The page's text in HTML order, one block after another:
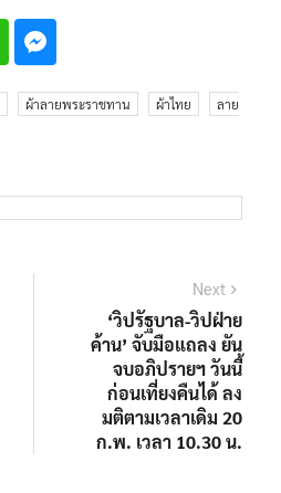
ผ้าลายพระราชทาน ผ้าไทย
ลาย
Next
‘วิปรัฐบาล-วิปฝ่าย
ค้าน’ จับมือแถลง ยัน
จบอภิปรายฯ วันนี้
ก่อนเที่ยงคืนได้ ลง
มติตามเวลาเดิม 20
ก.พ. เวลา 10.30 น.